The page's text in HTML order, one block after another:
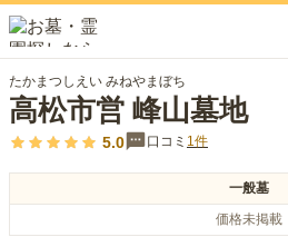
たかまつしえい みねやまぼち
高松市営 峰山墓地
5.0 口コミ 1件
一般墓
価格未掲載